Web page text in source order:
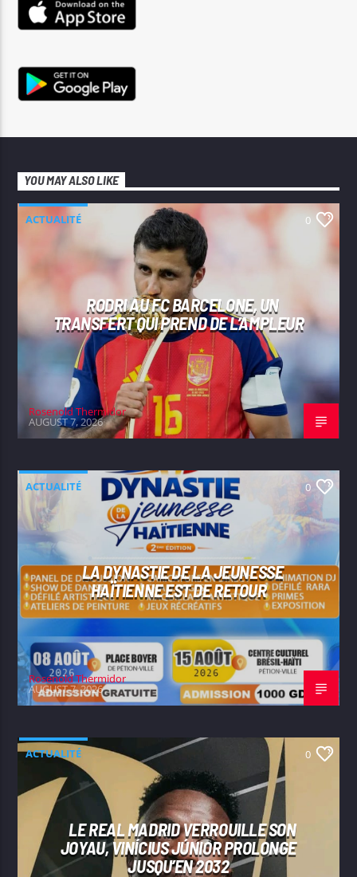
YOU MAY ALSO LIKE
ACTUALITÉ 0
RODRI AU FC BARCELONE, UN
TRANSFERT QUI PREND DE L’AMPLEUR
Rosenold Thermidor
AUGUST 7, 2026
ACTUALITÉ 0
LA DYNASTIE DE LA JEUNESSE
HAÏTIENNE EST DE RETOUR
Rosenold Thermidor
AUGUST 7, 2026
ACTUALITÉ 0
LE REAL MADRID VERROUILLE SON
JOYAU, VINÍCIUS JÚNIOR PROLONGE
JUSQU’EN 2032